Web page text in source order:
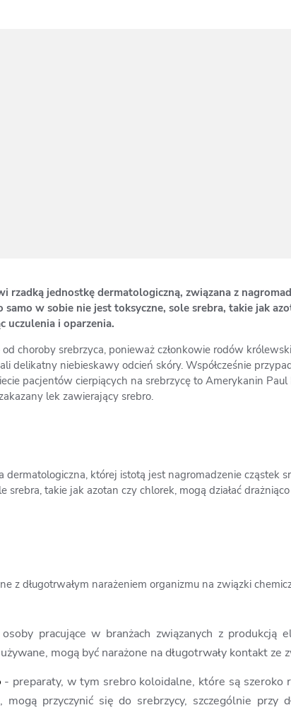
rzadką jednostkę dermatologiczną, związana z
w sobie nie jest toksyczne, sole srebra, takie jak
uczulenia i oparzenia.
choroby srebrzyca, ponieważ członkowie rodów
delikatny niebieskawy odcień skóry. Współcześnie
pacjentów cierpiących na srebrzycę to Amerykanin Paul
lek zawierający srebro.
której istotą jest nagromadzenie cząstek
takie jak azotan czy chlorek, mogą działać
z długotrwałym narażeniem organizmu na związki
pracujące w branżach związanych z produkcją
mogą być narażone na długotrwały kontakt ze
- preparaty, w tym srebro koloidalne, które są szeroko
przyczynić się do srebrzycy, szczególnie przy